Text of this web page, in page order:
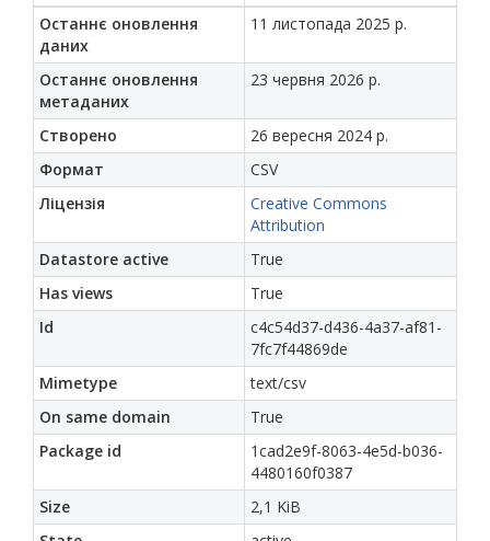
Останнє оновлення
даних
11 листопада 2025 р.
Останнє оновлення
метаданих
23 червня 2026 р.
Створено
26 вересня 2024 р.
Формат
CSV
Ліцензія
Creative Commons
Attribution
Datastore active
True
Has views
True
Id
c4c54d37-d436-4a37-af81-
7fc7f44869de
Mimetype
text/csv
On same domain
True
Package id
1cad2e9f-8063-4e5d-b036-
4480160f0387
Size
2,1 KiB